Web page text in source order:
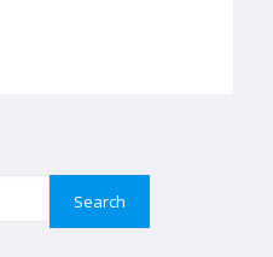
Search